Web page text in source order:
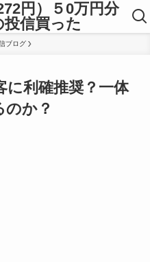
円）５0万円分
信買った
ブログ
に利確推奨？一体
のか？